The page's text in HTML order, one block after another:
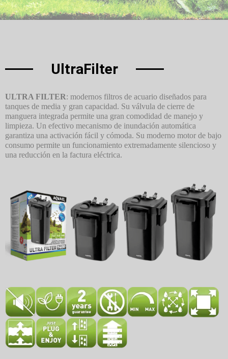
UltraFilter
ULTRA FILTER: modernos filtros de acuario diseñados para
tanques de media y gran capacidad. Su válvula de cierre de
manguera integrada permite una gran comodidad de manejo y
limpieza. Un efectivo mecanismo de inundación automática
garantiza una activación fácil y cómoda. Su moderno motor de bajo
consumo permite un funcionamiento extremadamente silencioso y
una reducción en la factura eléctrica.